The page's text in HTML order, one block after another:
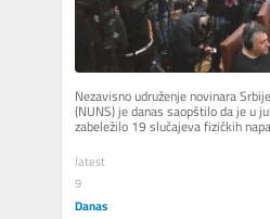
Nezavisno udruženje novinara Srbije
(NUNS) je danas saopštilo da je u
zabeležilo 19 slučajeva fizičkih
teških pretnji novinarima i...
latest
9
Danas